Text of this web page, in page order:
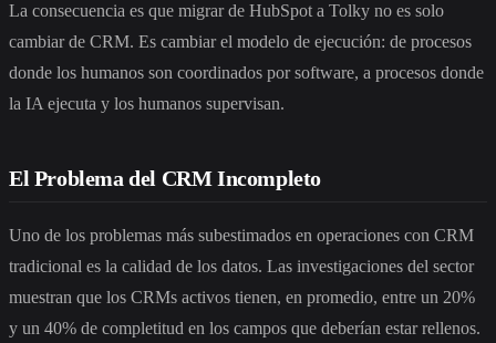
La consecuencia es que migrar de HubSpot a Tolky no es solo
cambiar de CRM. Es cambiar el modelo de ejecución: de procesos
donde los humanos son coordinados por software, a procesos donde
la IA ejecuta y los humanos supervisan.
El Problema del CRM Incompleto
Uno de los problemas más subestimados en operaciones con CRM
tradicional es la calidad de los datos. Las investigaciones del sector
muestran que los CRMs activos tienen, en promedio, entre un 20%
y un 40% de completitud en los campos que deberían estar rellenos.